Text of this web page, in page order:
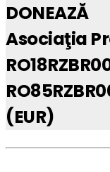
DONEAZĂ
Asociaţia
(EUR)